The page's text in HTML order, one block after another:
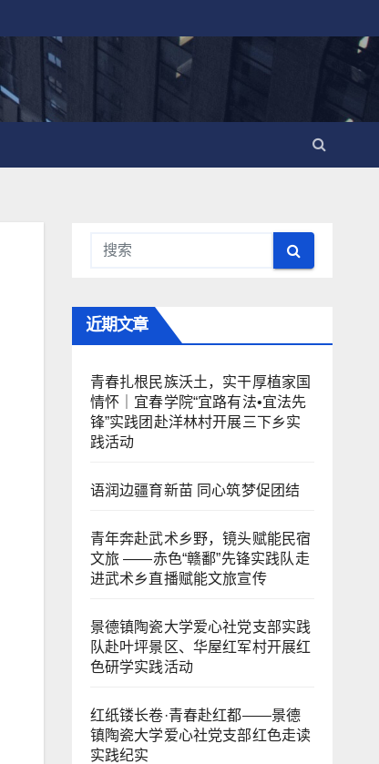
近期文章
青春扎根民族沃土，实干厚植家国
情怀｜宜春学院“宜路有法•宜法先
锋”实践团赴洋林村开展三下乡实
践活动
语润边疆育新苗 同心筑梦促团结
青年奔赴武术乡野，镜头赋能民宿
文旅 ——赤色“赣鄱”先锋实践队走
进武术乡直播赋能文旅宣传
景德镇陶瓷大学爱心社党支部实践
队赴叶坪景区、华屋红军村开展红
色研学实践活动
红纸镂长卷·青春赴红都——景德
镇陶瓷大学爱心社党支部红色走读
实践纪实